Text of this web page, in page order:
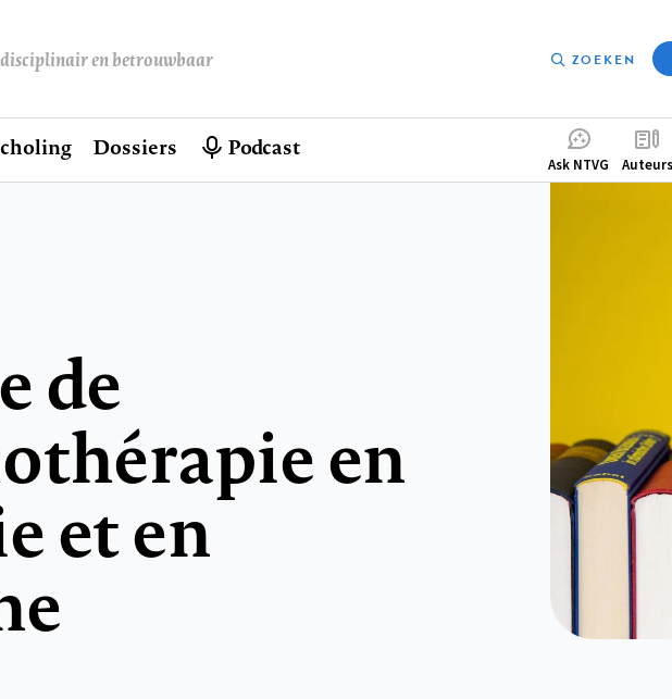
en betrouwbaar ZOEKEN
Dossiers Podcast
Ask NTVG Auteurs
de
en
et en